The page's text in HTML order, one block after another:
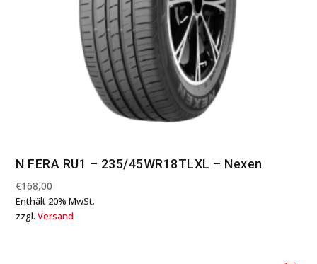
N FERA RU1 – 235/45WR18TLXL – Nexen
€168,00
Enthält 20% MwSt.
zzgl.Versand